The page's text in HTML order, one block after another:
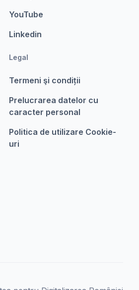
YouTube
Linkedin
Legal
Termeni şi condiții
Prelucrarea datelor cu
caracter personal
Politica de utilizare Cookie-
uri